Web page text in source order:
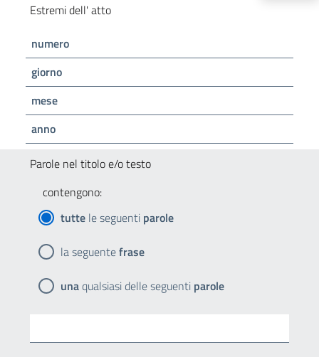
Estremi dell' atto
numero
giorno
mese
anno
Parole nel titolo e/o testo
contengono:
tutte le seguenti parole
la seguentefrase
unaqualsiasi delle seguenti parole